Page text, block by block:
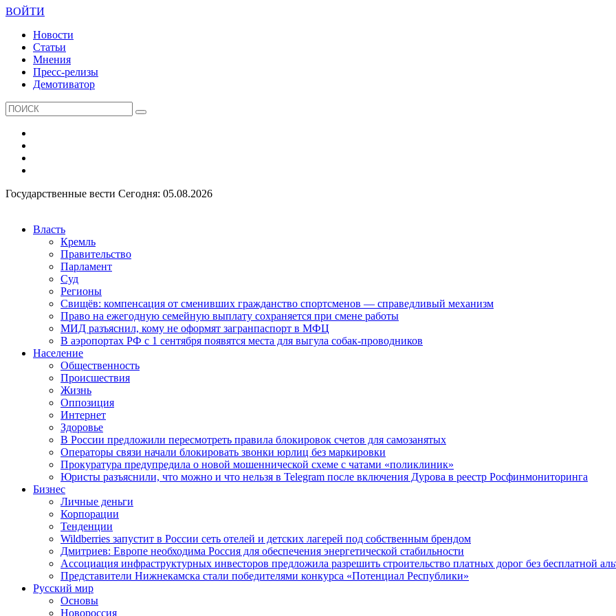
ВОЙТИ
Новости
Статьи
Мнения
Пресс-релизы
Демотиватор
Государственные вести Сегодня: 05.08.2026
Власть
Кремль
Правительство
Парламент
Суд
Регионы
Свищёв: компенсация от сменивших гражданство спортсменов — справедливый механизм
Право на ежегодную семейную выплату сохраняется при смене работы
МИД разъяснил, кому не оформят загранпаспорт в МФЦ
В аэропортах РФ с 1 сентября появятся места для выгула собак-проводников
Население
Общественность
Происшествия
Жизнь
Оппозиция
Интернет
Здоровье
В России предложили пересмотреть правила блокировок счетов для самозанятых
Операторы связи начали блокировать звонки юрлиц без маркировки
Прокуратура предупредила о новой мошеннической схеме с чатами «поликлиник»
Юристы разъяснили, что можно и что нельзя в Telegram после включения Дурова в реестр Росфинмониторинга
Бизнес
Личные деньги
Корпорации
Тенденции
Wildberries запустит в России сеть отелей и детских лагерей под собственным брендом
Дмитриев: Европе необходима Россия для обеспечения энергетической стабильности
Ассоциация инфраструктурных инвесторов предложила разрешить строительство платных дорог без бесплатной
Представители Нижнекамска стали победителями конкурса «Потенциал Республики»
Русский мир
Основы
Новороссия